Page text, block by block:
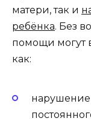
матери, так и
ребёнка. Без
помощи могут
как:
нарушение